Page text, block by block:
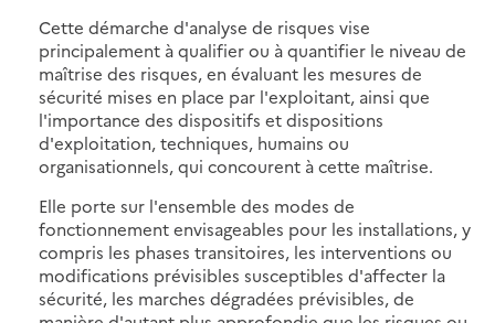
Cette démarche d'analyse de risques vise
principalement à qualifier ou à quantifier le niveau de
maîtrise des risques, en évaluant les mesures de
sécurité mises en place par l'exploitant, ainsi que
l'importance des dispositifs et dispositions
d'exploitation, techniques, humains ou
organisationnels, qui concourent à cette maîtrise.
Elle porte sur l'ensemble des modes de
fonctionnement envisageables pour les installations, y
compris les phases transitoires, les interventions ou
modifications prévisibles susceptibles d'affecter la
sécurité, les marches dégradées prévisibles, de